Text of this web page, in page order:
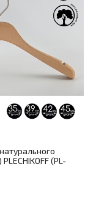
(PL-
массив